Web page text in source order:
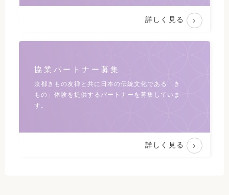
詳しく見る
協業パートナー募集
京都きもの友禅と共に日本の伝統文化である
「き
もの」体験を提供するパートナーを募集していま
す。
詳しく見る